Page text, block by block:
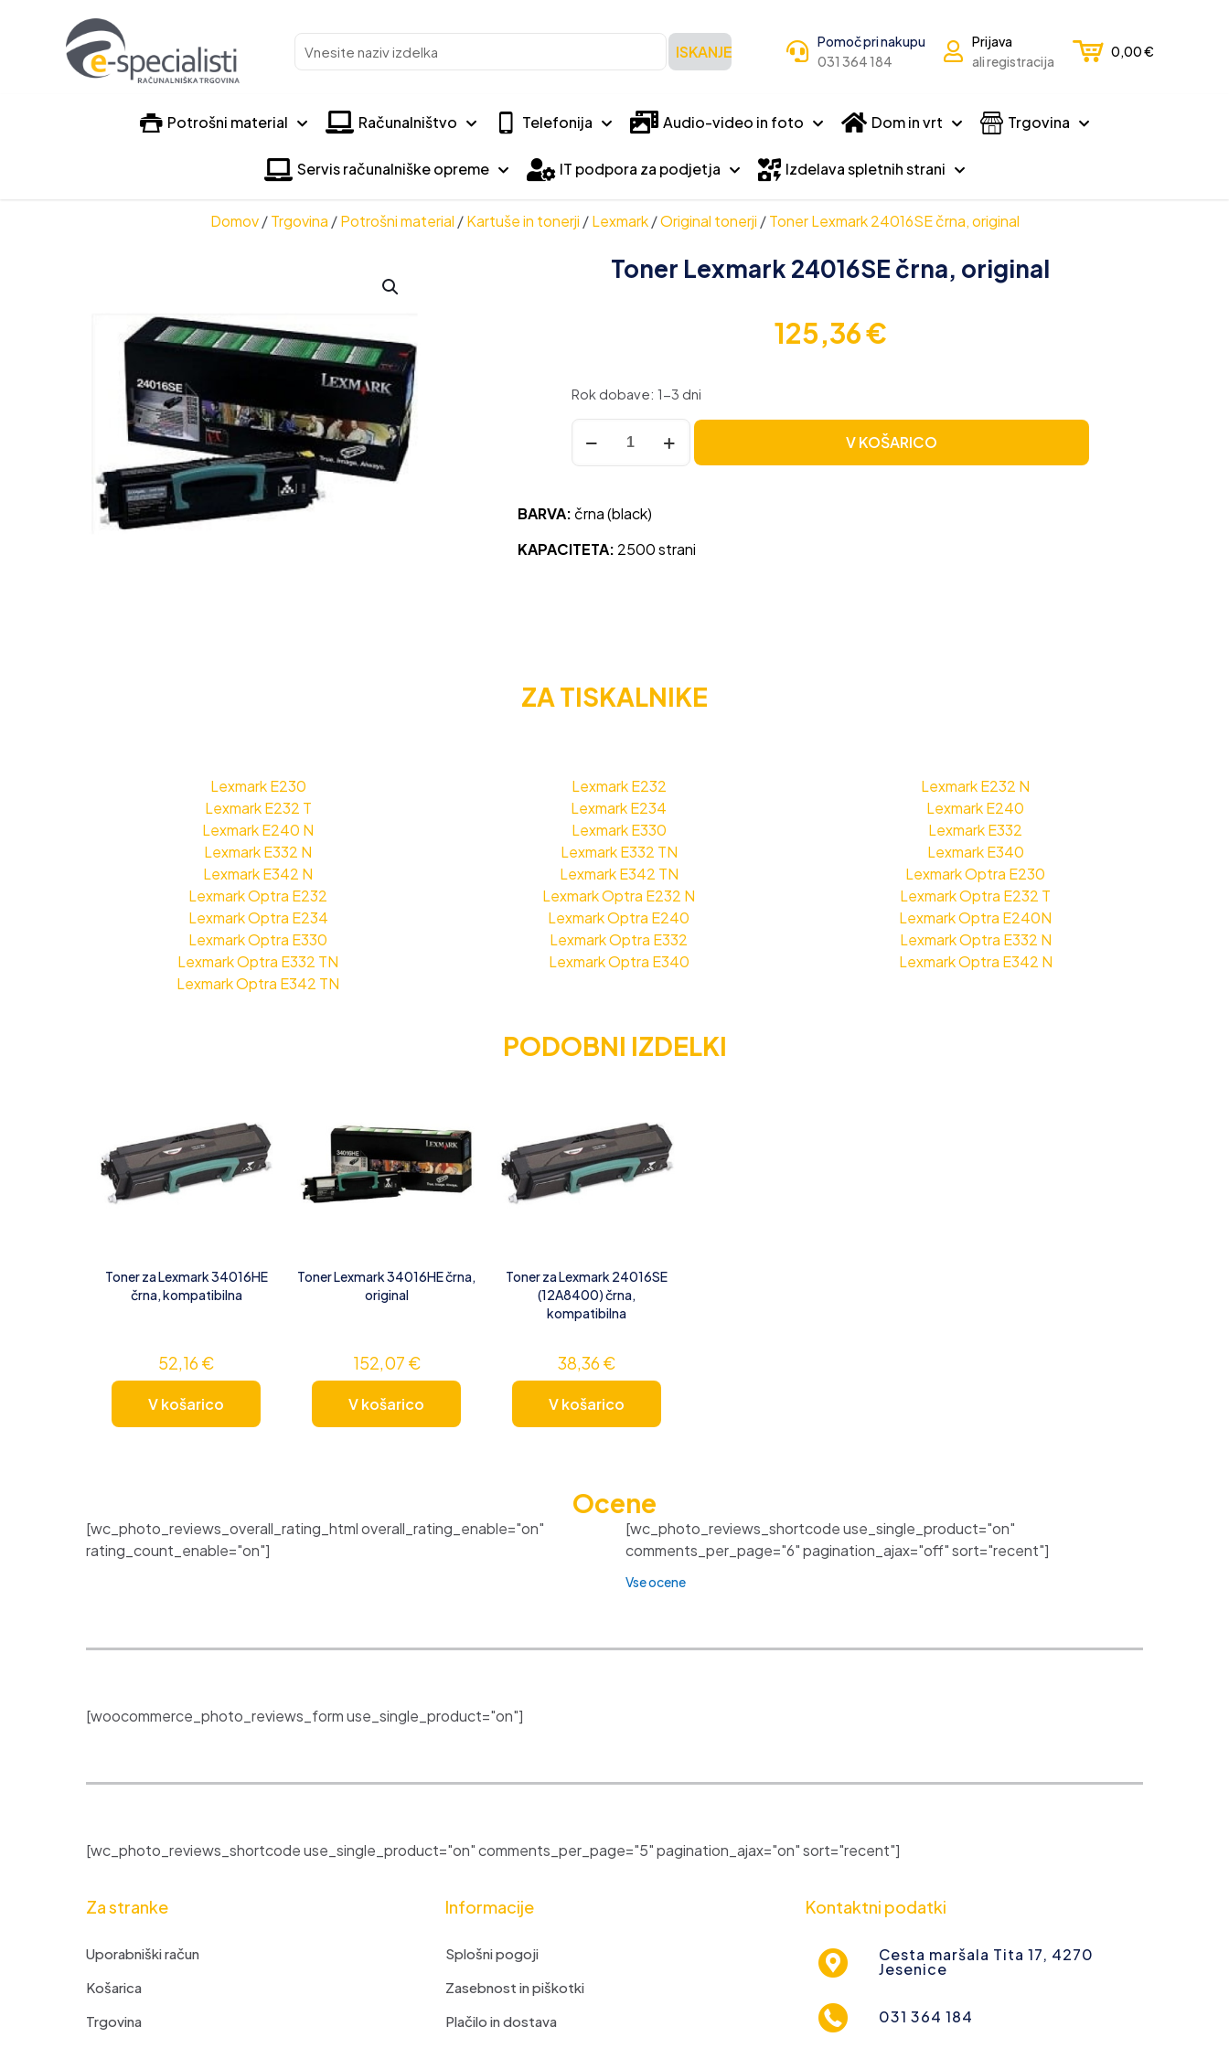
Vnesite
naziv
ISKANJE
Pomoč pri nakupu
031 364 184
Prijava
ali registracija
0,00€
Potrošni material Računalništvo Telefonija Audio-video in foto Dom in vrt Trgovina
Servis računalniške opreme IT podpora za podjetja Izdelava spletnih strani
Domov / Trgovina / Potrošni material / Kartuše in tonerji / Lexmark /Original tonerji / Toner Lexmark 24016SE črna, original
Toner Lexmark 24016SE črna, original
125,36€
Rok dobave: 1-3 dni
Toner
Lexmark
24016SE
original
V KOŠARICO
BARVA: črna (black)
KAPACITETA: 2500 strani
ZA TISKALNIKE
Lexmark E230 Lexmark E232
Lexmark E232 N
Lexmark E232 T
Lexmark E234
Lexmark E240
Lexmark E240 N
Lexmark E330
Lexmark E332
Lexmark E332 N
Lexmark E332 TN
Lexmark E340
Lexmark E342 N
Lexmark E342 TN
Lexmark Optra E230
Lexmark Optra E232
Lexmark Optra E232 N
Lexmark Optra E232 T
Lexmark Optra E234
Lexmark Optra E240
Lexmark Optra E240N
Lexmark Optra E330
Lexmark Optra E332
Lexmark Optra E332 N
Lexmark Optra E332 TN
Lexmark Optra E340
Lexmark Optra E342 N
Lexmark Optra E342 TN
PODOBNI IZDELKI
Toner za Lexmark 34016HE
črna, kompatibilna
52,16€
V košarico
Toner Lexmark 34016HE črna,
original
152,07 €
V košarico
Toner za Lexmark 24016SE
(12A8400) črna,
kompatibilna
38,36€
V košarico
Ocene
[wc_photo_reviews_overall_rating_html overall_rating_enable="on"
rating_count_enable="on"]
[wc_photo_reviews_shortcode use_single_product="on"
comments_per_page="6" pagination_ajax="off" sort="recent"]
Vse ocene
[woocommerce_photo_reviews_form use_single_product="on"]
[wc_photo_reviews_shortcode use_single_product="on" comments_per_page="5" pagination_ajax="on" sort="recent"]
Za stranke
Uporabniški račun
Košarica
Trgovina
Informacije
Splošni pogoji
Zasebnost in piškotki
Plačilo in dostava
Kontaktni podatki
Cesta maršala Tita 17, 4270
Jesenice
031 364 184